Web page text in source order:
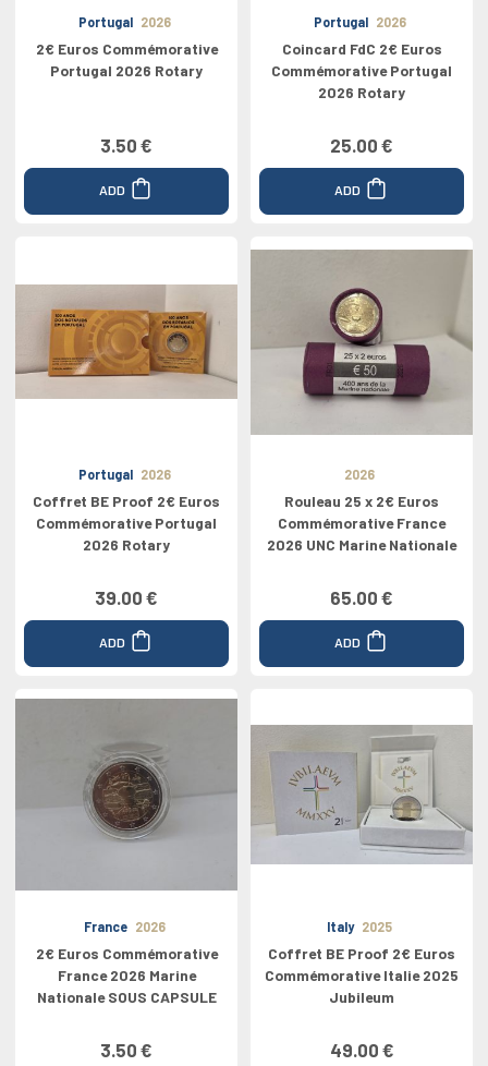
Portugal 2026
2€ Euros Commémorative
Portugal 2026 Rotary
3.50 €
ADD
Portugal 2026
Coincard FdC 2€ Euros
Commémorative Portugal
2026 Rotary
25.00 €
ADD
Portugal 2026
Coffret BE Proof 2€ Euros
Commémorative Portugal
2026 Rotary
39.00 €
ADD
2026
Rouleau 25 x 2€ Euros
Commémorative France
2026 UNC Marine Nationale
65.00 €
ADD
France 2026
2€ Euros Commémorative
France 2026 Marine
Nationale SOUS CAPSULE
3.50 €
Italy 2025
Coffret BE Proof 2€ Euros
Commémorative Italie 2025
Jubileum
49.00 €